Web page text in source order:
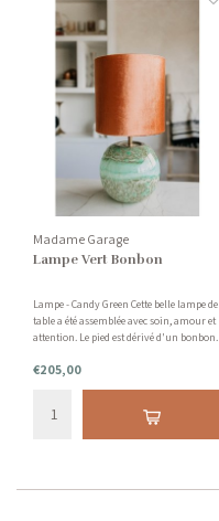
Madame Garage
Lampe Vert Bonbon
Lampe - Candy Green Cette belle lampe de
table a été assemblée avec soin, amour et
attention. Le pied est dérivé d'un bonbon.
nuances de vert, et une belle touche de
velours orange comme nuance.
€205,00